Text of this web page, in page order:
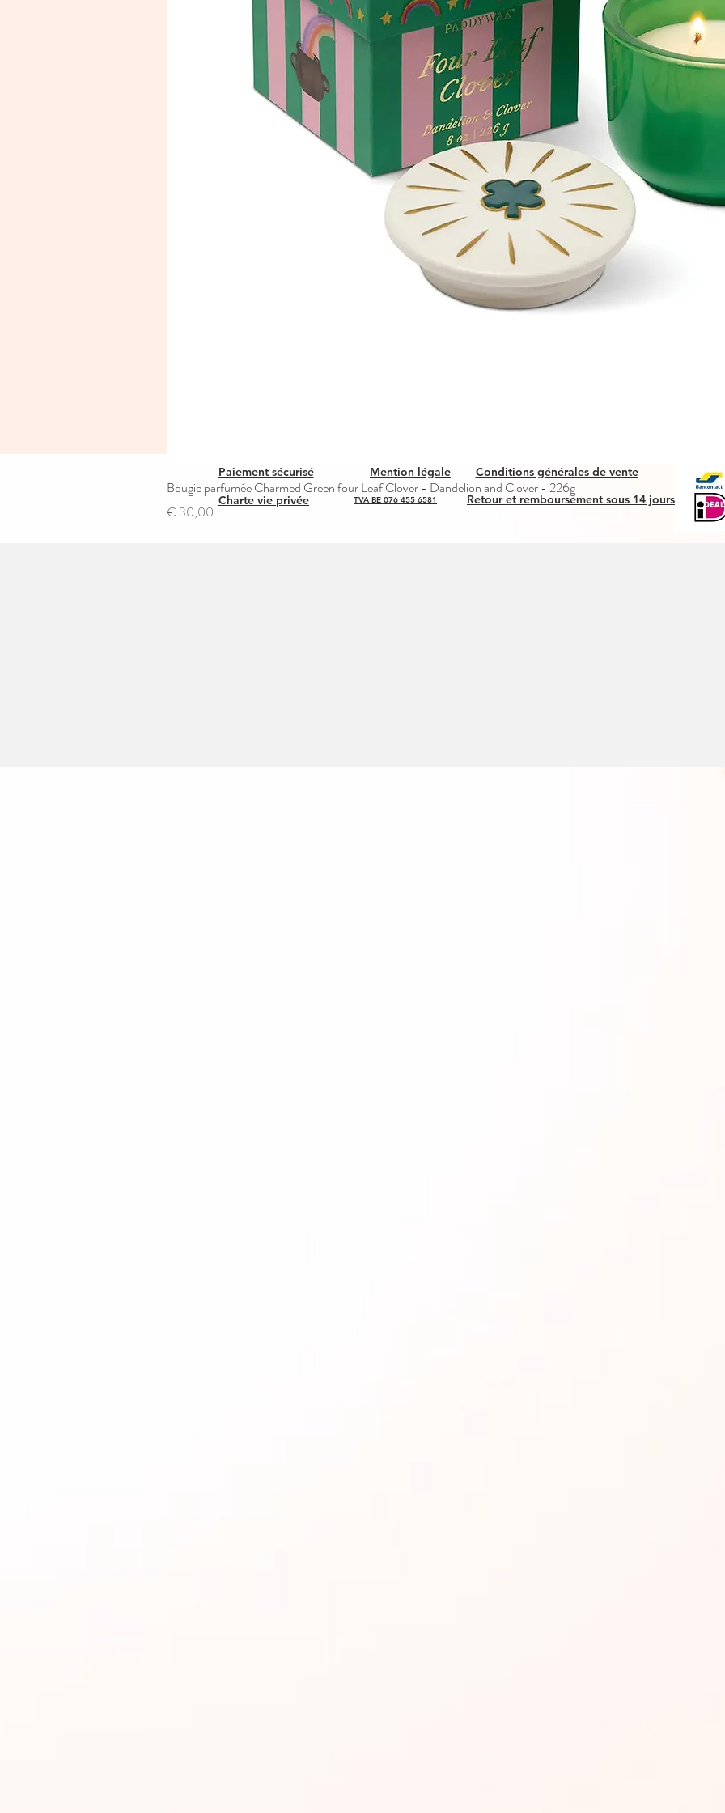
Snel overzicht
Bougie parfumée Charmed Green four Leaf Clover - Dandelion and Clover - 226g
Prijs
€ 30,00
Paiement sécurisé Mention légale
Conditions générales de vente
Charte vie privée
Retour et remboursement sous 14 jours
TVA BE 076 455 6581